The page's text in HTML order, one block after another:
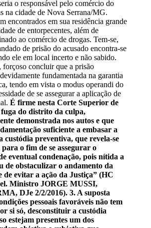
o responsável pelo comércio do
na cidade de Nova Serrana/MG.
encontrados em sua residência grande
de entorpecentes, além de
ao comércio de drogas. Tem-se,
de prisão do acusado encontra-se
ele em local incerto e não sabido.
forçoso concluir que a prisão
fundamentada na garantia
tendo em vista o modus operandi do
de se assegurar a aplicação de
É firme nesta Corte Superior de
do distrito da culpa,
demonstrada nos autos e que
suficiente a embasar a
custódia preventiva, que revela-se
o fim de se assegurar o
eventual condenação, pois nítida a
de obstaculizar o andamento da
de evitar a ação da Justiça” (HC
Ministro JORGE MUSSI,
DJe 2/2/2016). 3. A suposta
pessoais favoráveis não tem
si só, desconstituir a custódia
estejam presentes um dos